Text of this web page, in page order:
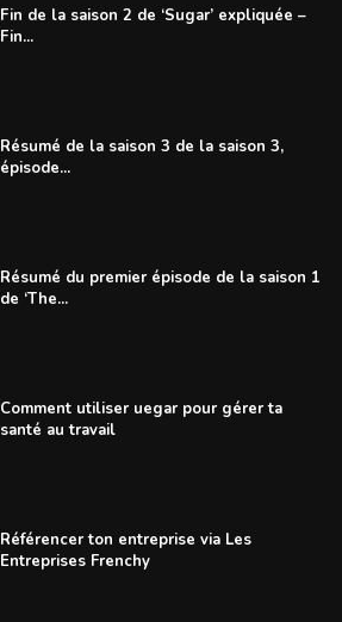
Fin de la saison 2 de ‘Sugar’ expliquée –
Fin...
Résumé de la saison 3 de la saison 3,
épisode...
Résumé du premier épisode de la saison 1
de ‘The...
Comment utiliser uegar pour gérer ta
santé au travail
Référencer ton entreprise via Les
Entreprises Frenchy